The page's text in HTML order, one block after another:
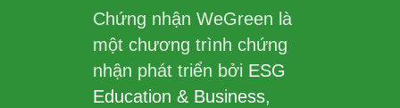
Chứng nhận WeGreen là
một chương trình chứng
nhận phát triển bởi ESG
Education & Business,